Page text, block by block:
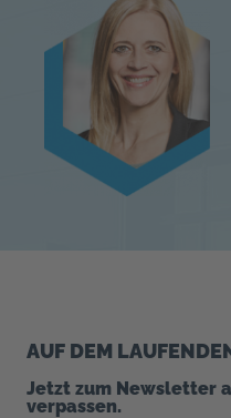
AUF DEM
Jetzt zum Newsletter
verpassen.